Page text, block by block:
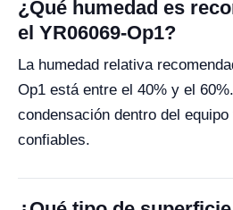
¿Qué humedad es
el YR06069-Op1?
La humedad relativa
Op1 está entre el 40% y el
condensación dentro del
confiables.